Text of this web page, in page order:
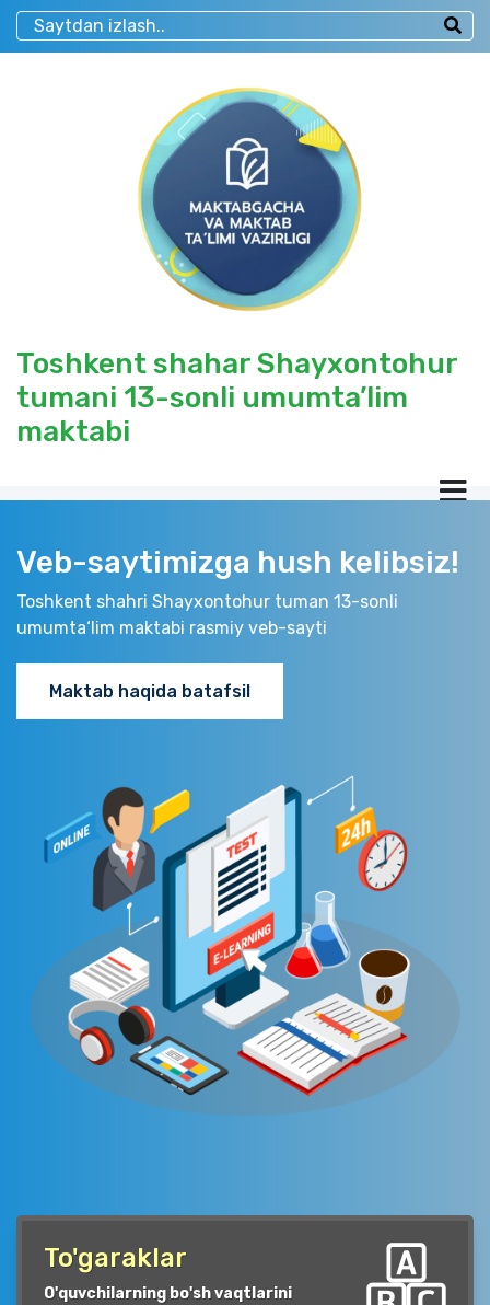
Toshkent shahar Shayxontohur
tumani 13-sonli umumta’lim
maktabi
Veb-saytimizga hush kelibsiz!
Toshkent shahri Shayxontohur tuman 13-sonli
umumta‘lim maktabi rasmiy veb-sayti
Maktab haqida batafsil
To'garaklar
O'quvchilarning bo'sh vaqtlarini